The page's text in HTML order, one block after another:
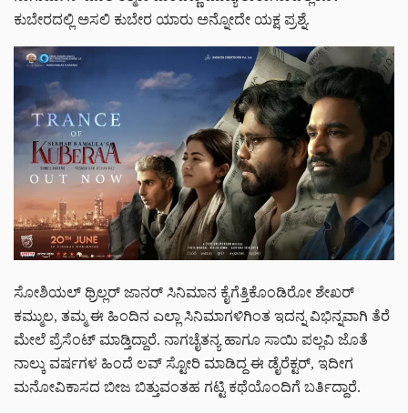
ಕುಬೇರದಲ್ಲಿ ಅಸಲಿ ಕುಬೇರ ಯಾರು ಅನ್ನೋದೇ ಯಕ್ಷ ಪ್ರಶ್ನೆ.
ಸೋಶಿಯಲ್ ಥ್ರಿಲ್ಲರ್ ಜಾನರ್‌ ಸಿನಿಮಾನ ಕೈಗೆತ್ತಿಕೊಂಡಿರೋ ಶೇಖರ್
ಕಮ್ಮುಲ, ತಮ್ಮ ಈ ಹಿಂದಿನ ಎಲ್ಲಾ ಸಿನಿಮಾಗಳಿಗಿಂತ ಇದನ್ನ ವಿಭಿನ್ನವಾಗಿ ತೆರೆ
ಮೇಲೆ ಪ್ರೆಸೆಂಟ್ ಮಾಡ್ತಿದ್ದಾರೆ. ನಾಗಚೈತನ್ಯ ಹಾಗೂ ಸಾಯಿ ಪಲ್ಲವಿ ಜೊತೆ
ನಾಲ್ಕು ವರ್ಷಗಳ ಹಿಂದೆ ಲವ್ ಸ್ಟೋರಿ ಮಾಡಿದ್ದ ಈ ಡೈರೆಕ್ಟರ್, ಇದೀಗ
ಮನೋವಿಕಾಸದ ಬೀಜ ಬಿತ್ತುವಂತಹ ಗಟ್ಟಿ ಕಥೆಯೊಂದಿಗೆ ಬರ್ತಿದ್ದಾರೆ.